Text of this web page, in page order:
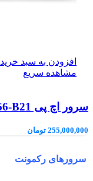
افزودن به سبد خرید
مشاهده سریع
سرور اچ پی DL380 Gen10 826566-B21
255,000,000 تومان
سرورهای رکمونت